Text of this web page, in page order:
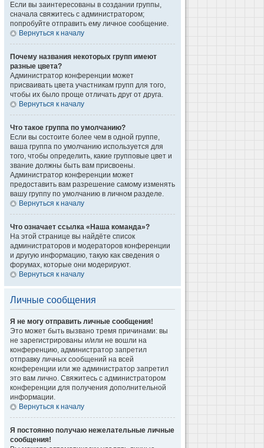
Если вы заинтересованы в создании группы,
сначала свяжитесь с администратором;
попробуйте отправить ему личное сообщение.
Вернуться к началу
Почему названия некоторых групп имеют
разные цвета?
Администратор конференции может
присваивать цвета участникам групп для того,
чтобы их было проще отличать друг от друга.
Вернуться к началу
Что такое группа по умолчанию?
Если вы состоите более чем в одной группе,
ваша группа по умолчанию используется для
того, чтобы определить, какие групповые цвет и
звание должны быть вам присвоены.
Администратор конференции может
предоставить вам разрешение самому изменять
вашу группу по умолчанию в личном разделе.
Вернуться к началу
Что означает ссылка «Наша команда»?
На этой странице вы найдёте список
администраторов и модераторов конференции
и другую информацию, такую как сведения о
форумах, которые они модерируют.
Вернуться к началу
Личные сообщения
Я не могу отправить личные сообщения!
Это может быть вызвано тремя причинами: вы
не зарегистрированы и/или не вошли на
конференцию, администратор запретил
отправку личных сообщений на всей
конференции или же администратор запретил
это вам лично. Свяжитесь с администратором
конференции для получения дополнительной
информации.
Вернуться к началу
Я постоянно получаю нежелательные личные
сообщения!